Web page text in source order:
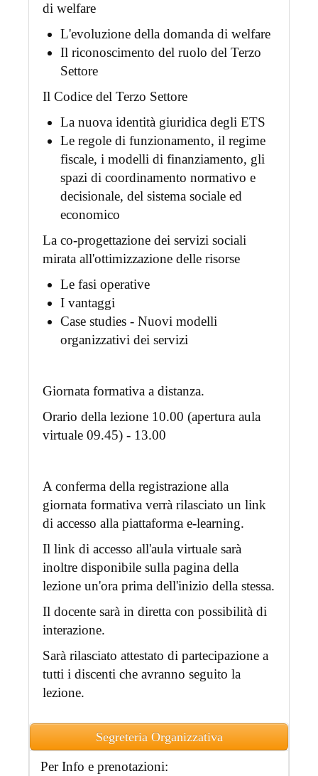
di welfare
L'evoluzione della domanda di welfare
Il riconoscimento del ruolo del Terzo
Settore
Il Codice del Terzo Settore
La nuova identità giuridica degli ETS
Le regole di funzionamento, il regime
fiscale, i modelli di finanziamento, gli
spazi di coordinamento normativo e
decisionale, del sistema sociale ed
economico
La co-progettazione dei servizi sociali
mirata all'ottimizzazione delle risorse
Le fasi operative
I vantaggi
Case studies - Nuovi modelli
organizzativi dei servizi
Giornata formativa a distanza.
Orario della lezione 10.00 (apertura aula
virtuale 09.45) - 13.00
A conferma della registrazione alla
giornata formativa verrà rilasciato un link
di accesso alla piattaforma e-learning.
Il link di accesso all'aula virtuale sarà
inoltre disponibile sulla pagina della
lezione un'ora prima dell'inizio della stessa.
Il docente sarà in diretta con possibilità di
interazione.
Sarà rilasciato attestato di partecipazione a
tutti i discenti che avranno seguito la
lezione.
Segreteria Organizzativa
Per Info e prenotazioni: